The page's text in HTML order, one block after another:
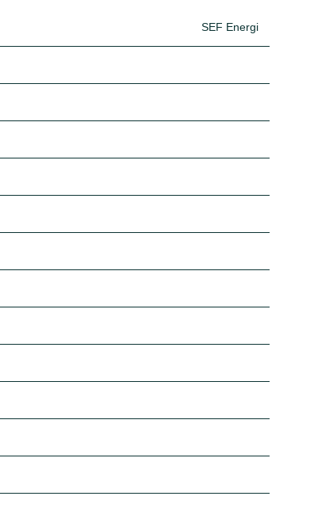
SEF Energi